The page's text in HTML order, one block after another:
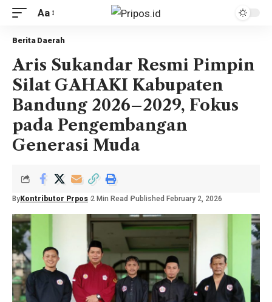
Aa
Berita Daerah
Aris Sukandar Resmi Pimpin
Silat GAHAKI Kabupaten
Bandung 2026–2029, Fokus
pada Pengembangan
Generasi Muda
By Kontributor Prpos 2 Min Read Published February 2, 2026